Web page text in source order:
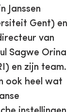
Janssen
Gent) en
van
Sagwe Orina
en zijn team.
ook heel wat